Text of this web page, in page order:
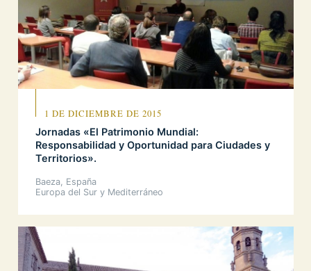
1 DE DICIEMBRE DE 2015
Jornadas «El Patrimonio Mundial:
Responsabilidad y Oportunidad para Ciudades y
Territorios».
Baeza, España
Europa del Sur y Mediterráneo